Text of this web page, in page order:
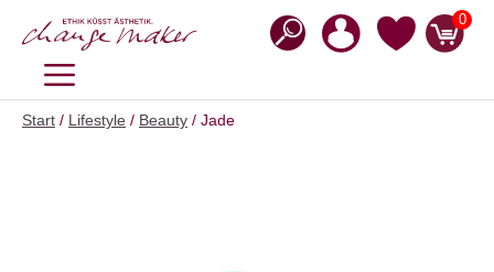
Inhalt
0
MENÜ
Start / Lifestyle / Beauty / Jade